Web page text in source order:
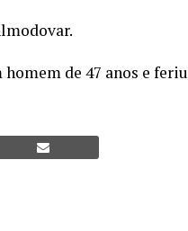
de 47 anos e feriu